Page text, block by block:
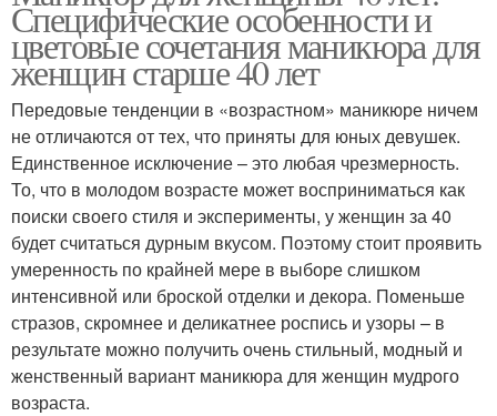
Специфические особенности и
цветовые сочетания маникюра для
женщин старше 40 лет
Передовые тенденции в «возрастном» маникюре ничем
не отличаются от тех, что приняты для юных девушек.
Единственное исключение – это любая чрезмерность.
То, что в молодом возрасте может восприниматься как
поиски своего стиля и эксперименты, у женщин за 40
будет считаться дурным вкусом. Поэтому стоит проявить
умеренность по крайней мере в выборе слишком
интенсивной или броской отделки и декора. Поменьше
стразов, скромнее и деликатнее роспись и узоры – в
результате можно получить очень стильный, модный и
женственный вариант маникюра для женщин мудрого
возраста.